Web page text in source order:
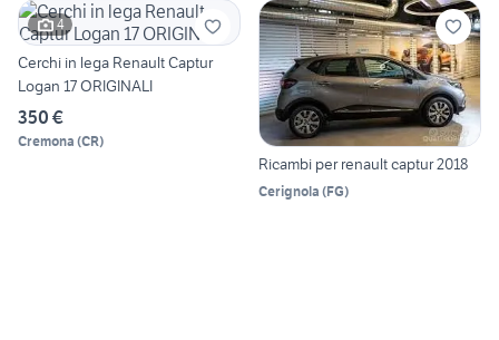
4
Cerchi in lega Renault Captur
Logan 17 ORIGINALI
350 €
Cremona (CR)
Ricambi per renault captur 2018
Cerignola (FG)